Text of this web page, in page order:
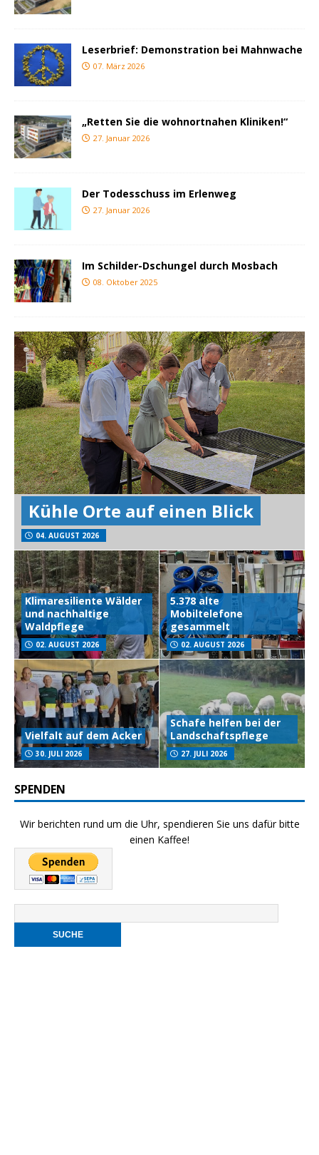
Leserbrief: Demonstration bei Mahnwache
07. März 2026
„Retten Sie die wohnortnahen Kliniken!“
27. Januar 2026
Der Todesschuss im Erlenweg
27. Januar 2026
Im Schilder-Dschungel durch Mosbach
08. Oktober 2025
Kühle Orte auf einen Blick
04. AUGUST 2026
Klimaresiliente Wälder
und nachhaltige
Waldpflege
02. AUGUST 2026
5.378 alte
Mobiltelefone
gesammelt
02. AUGUST 2026
Vielfalt auf dem Acker
30. JULI 2026
Schafe helfen bei der
Landschaftspflege
27. JULI 2026
SPENDEN
Wir berichten rund um die Uhr, spendieren Sie uns dafür bitte
einen Kaffee!